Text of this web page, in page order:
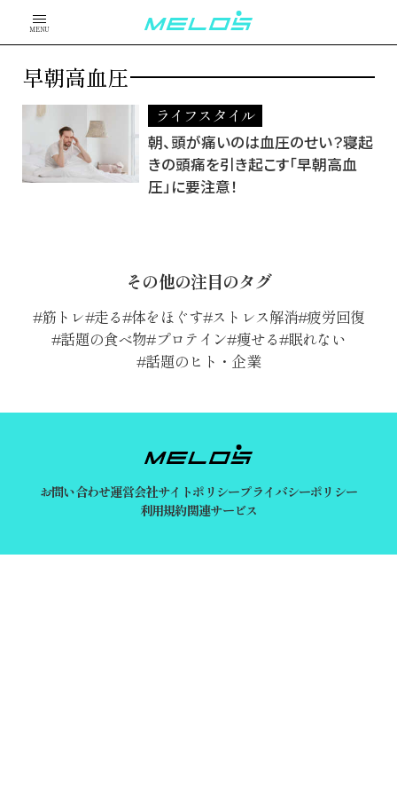
MENU
早朝高血圧
ライフスタイル
朝、頭が痛いのは血圧のせい？寝起
きの頭痛を引き起こす「早朝高血
圧」に要注意！
その他の注目のタグ
筋トレ 走る 体をほぐす ストレス解消 疲労回復
話題の食べ物 プロテイン 痩せる 眠れない
話題のヒト・企業
お問い合わせ運営会社サイトポリシープライバシーポリシー
利用規約関連サービス